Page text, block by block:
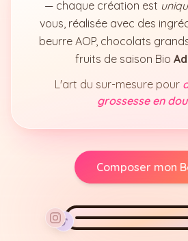
— chaque création est
vous, réalisée avec des
beurre AOP, chocolats
fruits de saison Bio
L'art du sur-mesure pour
grossesse en
Composer mon